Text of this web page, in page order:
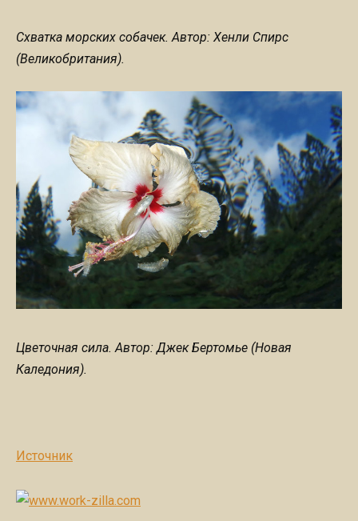
Схватка морских собачек. Автор: Хенли Спирс
(Великобритания).
Цветочная сила. Автор: Джек Бертомье (Новая
Каледония).
Источник